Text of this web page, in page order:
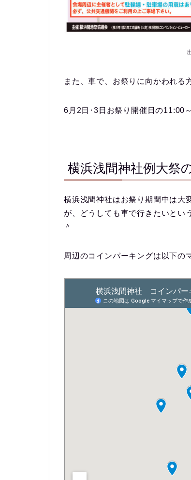
また、車で、お祭りに向かわれる
6月2日･3日お祭り開催日の11:00
横浜浅間神社例大祭
横浜浅間神社はお祭り期間中は大
が、どうしても車で行きたいとい
＾
周辺のコインパーキングは以下の